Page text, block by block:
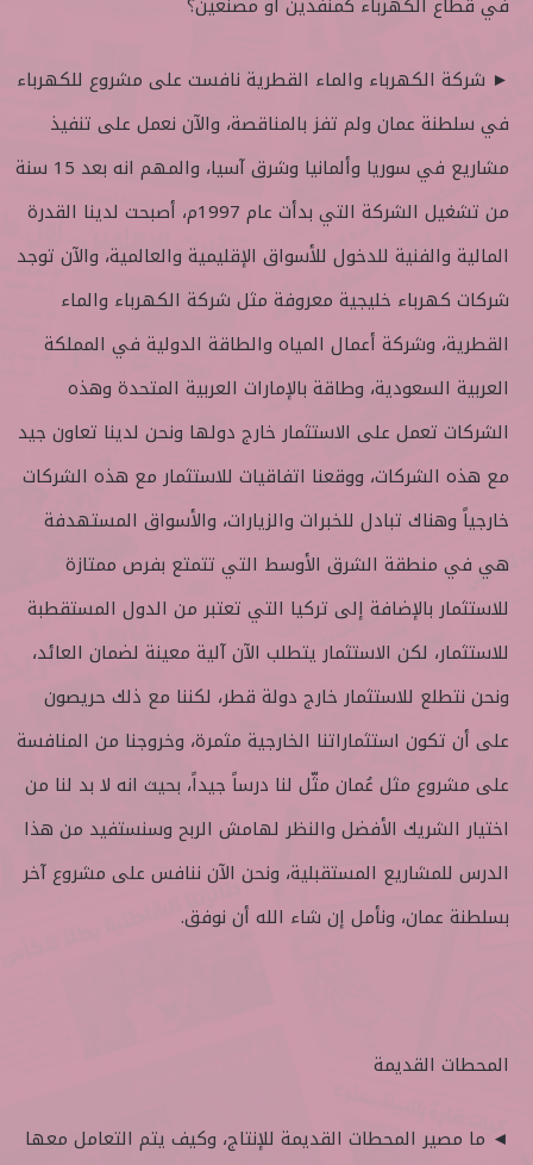
► شركة الكهرباء والماء القطرية نافست على مشروع للكهرباء
في سلطنة عمان ولم تفز بالمناقصة، والآن نعمل على تنفيذ
مشاريع في سوريا وألمانيا وشرق آسيا، والمهم انه بعد 15 سنة
من تشغيل الشركة التي بدأت عام 1997م، أصبحت لدينا القدرة
المالية والفنية للدخول للأسواق الإقليمية والعالمية، والآن توجد
شركات كهرباء خليجية معروفة مثل شركة الكهرباء والماء
القطرية، وشركة أعمال المياه والطاقة الدولية في المملكة
العربية السعودية، وطاقة بالإمارات العربية المتحدة وهذه
الشركات تعمل على الاستثمار خارج دولها ونحن لدينا تعاون جيد
مع هذه الشركات، ووقعنا اتفاقيات للاستثمار مع هذه الشركات
خارجياً وهناك تبادل للخبرات والزيارات، والأسواق المستهدفة
هي في منطقة الشرق الأوسط التي تتمتع بفرص ممتازة
للاستثمار بالإضافة إلى تركيا التي تعتبر من الدول المستقطبة
للاستثمار، لكن الاستثمار يتطلب الآن آلية معينة لضمان العائد،
ونحن نتطلع للاستثمار خارج دولة قطر، لكننا مع ذلك حريصون
على أن تكون استثماراتنا الخارجية مثمرة، وخروجنا من المنافسة
على مشروع مثل عُمان مثّل لنا درساً جيداً، بحيث انه لا بد لنا من
اختيار الشريك الأفضل والنظر لهامش الربح وسنستفيد من هذا
الدرس للمشاريع المستقبلية، ونحن الآن ننافس على مشروع آخر
بسلطنة عمان، ونأمل إن شاء الله أن نوفق.
المحطات القديمة
◄ ما مصير المحطات القديمة للإنتاج، وكيف يتم التعامل معها